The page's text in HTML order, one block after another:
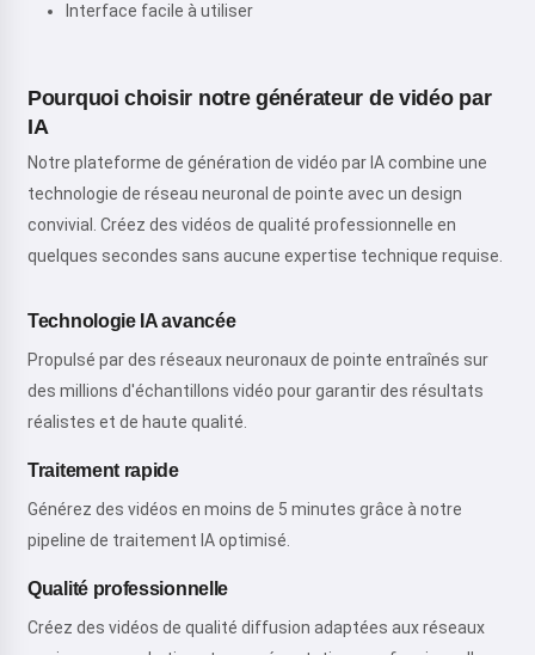
Interface facile à utiliser
Pourquoi choisir notre générateur de vidéo par
IA
Notre plateforme de génération de vidéo par IA combine une
technologie de réseau neuronal de pointe avec un design
convivial. Créez des vidéos de qualité professionnelle en
quelques secondes sans aucune expertise technique requise.
Technologie IA avancée
Propulsé par des réseaux neuronaux de pointe entraînés sur
des millions d'échantillons vidéo pour garantir des résultats
réalistes et de haute qualité.
Traitement rapide
Générez des vidéos en moins de 5 minutes grâce à notre
pipeline de traitement IA optimisé.
Qualité professionnelle
Créez des vidéos de qualité diffusion adaptées aux réseaux